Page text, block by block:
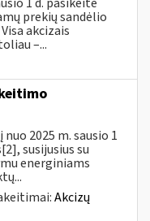
prekių sandėlio
akcizais
–...
2025 m. sausio 1
susijusius su
energiniams
Akcizų